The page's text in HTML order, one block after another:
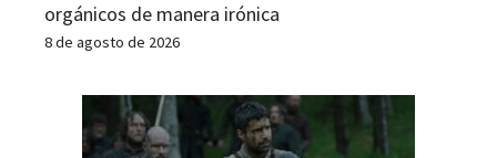
orgánicos de manera irónica
8 de agosto de 2026